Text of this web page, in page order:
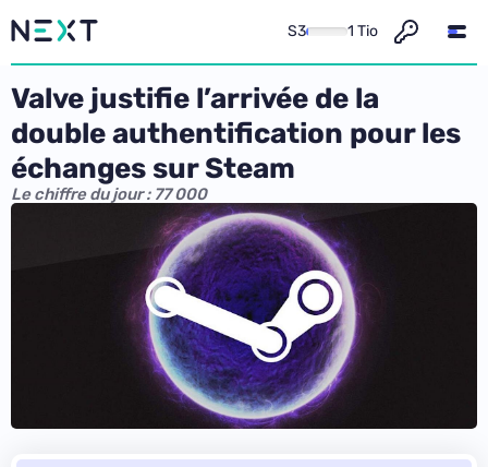
S3 1 Tio
Valve justifie l’arrivée de la
double authentification pour les
échanges sur Steam
Le chiffre du jour : 77 000